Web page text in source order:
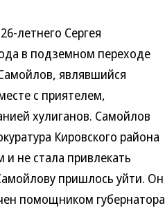
летнего Сергея
в подземном переходе
являвшийся
с приятелем,
хулиганов. Самойлов
Кировского района
не стала привлекать
пришлось уйти. Он
помощником губернатора